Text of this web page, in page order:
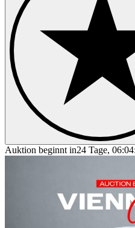
Auktion beginnt in24 Tage,